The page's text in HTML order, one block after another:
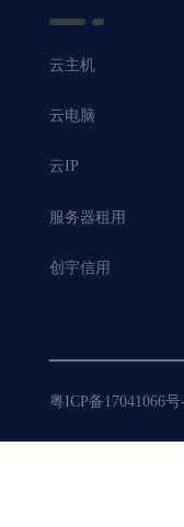
云主机
云电脑
云IP
服务器租用
创宇信用
粤ICP备17041066号